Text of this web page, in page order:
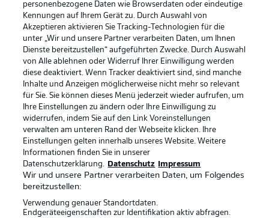
Mitfahrportal
BUNDESLIGA-GRUPPE
Sprachauswahl
Deutsch Anzeige Modus
Login
Football as it's meant to be
BUNDESLIGA APP
Offizielle Partner
personenbezogene Daten wie Browserdaten oder eindeutige
Kennungen auf Ihrem Gerät zu. Durch Auswahl von
Akzeptieren aktivieren Sie Tracking-Technologien für die
unter „Wir und unsere Partner verarbeiten Daten, um Ihnen
Dienste bereitzustellen“ aufgeführten Zwecke. Durch Auswahl
von Alle ablehnen oder Widerruf Ihrer Einwilligung werden
diese deaktiviert. Wenn Tracker deaktiviert sind, sind manche
Inhalte und Anzeigen möglicherweise nicht mehr so relevant
für Sie. Sie können dieses Menü jederzeit wieder aufrufen, um
Ihre Einstellungen zu ändern oder Ihre Einwilligung zu
widerrufen, indem Sie auf den Link Voreinstellungen
verwalten am unteren Rand der Webseite klicken. Ihre
Einstellungen gelten innerhalb unseres Website. Weitere
Informationen finden Sie in unserer
Datenschutzerklärung.
Datenschutz Impressum
Wir und unsere Partner verarbeiten Daten, um Folgendes
bereitzustellen:
Verwendung genauer Standortdaten.
Endgeräteeigenschaften zur Identifikation aktiv abfragen.